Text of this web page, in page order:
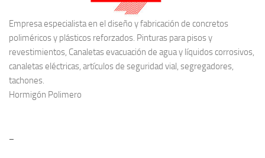
Empresa especialista en el diseño y fabricación de concretos
poliméricos y plásticos reforzados. Pinturas para pisos y
revestimientos, Canaletas evacuación de agua y líquidos corrosivos,
canaletas eléctricas, artículos de seguridad vial, segregadores,
tachones.
Hormigón Polimero
–